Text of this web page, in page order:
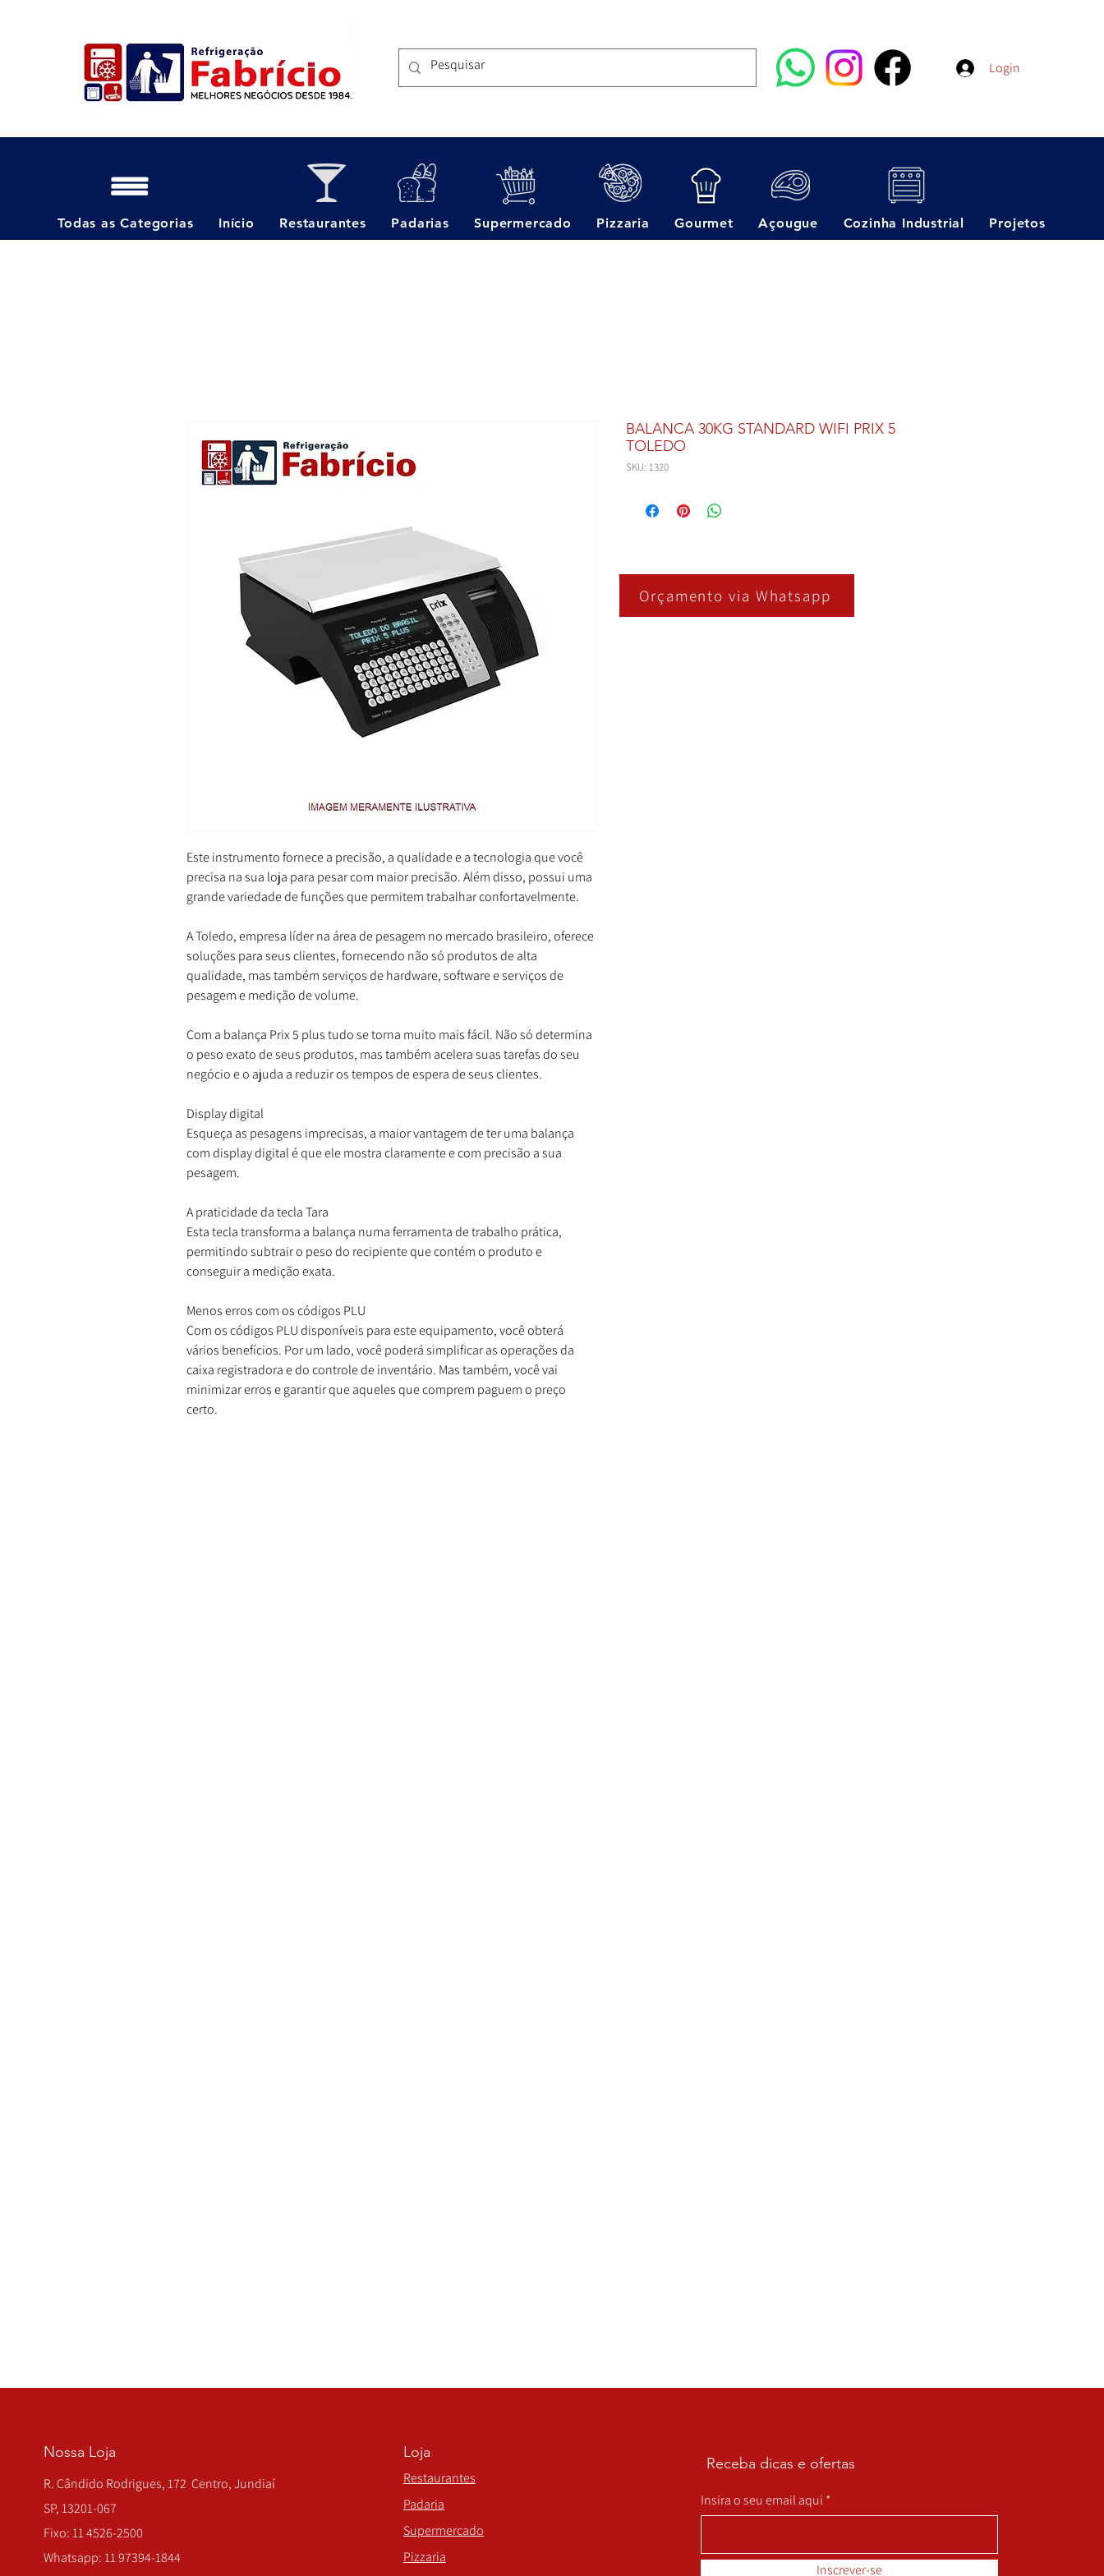
Login
Este instrumento fornece a precisão, a qualidade e a tecnologia que você
precisa na sua loja para pesar com maior precisão. Além disso, possui uma
grande variedade de funções que permitem trabalhar confortavelmente.
A Toledo, empresa líder na área de pesagem no mercado brasileiro, oferece
soluções para seus clientes, fornecendo não só produtos de alta
qualidade, mas também serviços de hardware, software e serviços de
pesagem e medição de volume.
Com a balança Prix 5 plus tudo se torna muito mais fácil. Não só determina
o peso exato de seus produtos, mas também acelera suas tarefas do seu
negócio e o ajuda a reduzir os tempos de espera de seus clientes.
Display digital
Esqueça as pesagens imprecisas, a maior vantagem de ter uma balança
com display digital é que ele mostra claramente e com precisão a sua
pesagem.
A praticidade da tecla Tara
Esta tecla transforma a balança numa ferramenta de trabalho prática,
permitindo subtrair o peso do recipiente que contém o produto e
conseguir a medição exata.
Menos erros com os códigos PLU
Com os códigos PLU disponíveis para este equipamento, você obterá
vários benefícios. Por um lado, você poderá simplificar as operações da
caixa registradora e do controle de inventário. Mas também, você vai
minimizar erros e garantir que aqueles que comprem paguem o preço
certo.
BALANCA 30KG STANDARD WIFI PRIX 5
TOLEDO
SKU: 1320
Orçamento via Whatsapp
Todas as Categorias Início Restaurantes Padarias Supermercado Pizzaria Gourmet Açougue Cozinha Industrial Projetos
Nossa Loja
R. Cândido Rodrigues, 172 Centro, Jundiaí
SP, 13201-067
Fixo: 11 4526-2500
Whatsapp: 11 97394-1844
Loja
Restaurantes
Padaria
Supermercado
Pizzaria
Receba dicas e ofertas
Insira o seu email aqui
Inscrever-se